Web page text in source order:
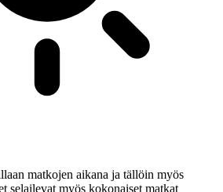
matkojen aikana ja tällöin myös
selailevat myös kokonaiset matkat